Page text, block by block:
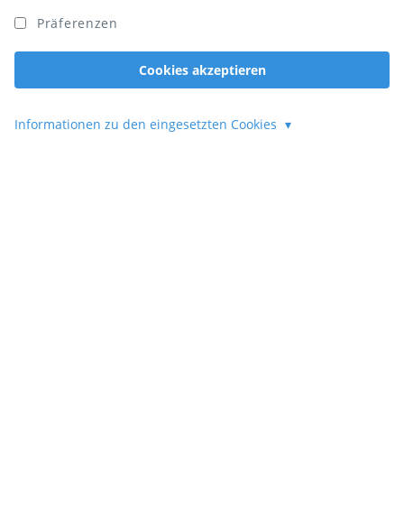
Präferenzen
Cookies akzeptieren
Informationen zu den eingesetzten Cookies